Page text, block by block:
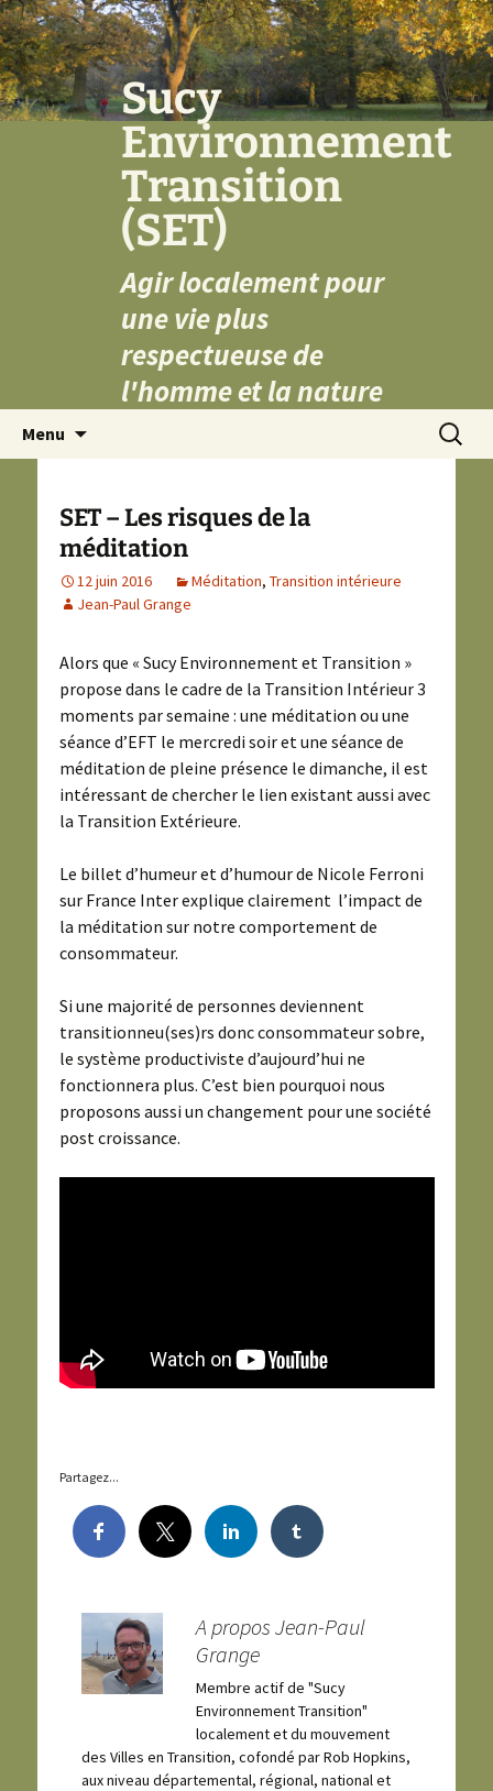
Aller
au
contenu
Sucy
Environnement
Transition
(SET)
Agir localement pour
une vie plus
respectueuse de
l'homme et la nature
Menu
SET – Les risques de la
méditation
12 juin 2016 Méditation, Transition intérieure
Jean-Paul Grange
Alors que « Sucy Environnement et Transition »
propose dans le cadre de la Transition Intérieur 3
moments par semaine : une méditation ou une
séance d’EFT le mercredi soir et une séance de
méditation de pleine présence le dimanche, il est
intéressant de chercher le lien existant aussi avec
la Transition Extérieure.
Le billet d’humeur et d’humour de Nicole Ferroni
sur France Inter explique clairement l’impact de
la méditation sur notre comportement de
consommateur.
Si une majorité de personnes deviennent
transitionneu(ses)rs donc consommateur sobre,
le système productiviste d’aujourd’hui ne
fonctionnera plus. C’est bien pourquoi nous
proposons aussi un changement pour une société
post croissance.
Partagez...
A propos Jean-Paul
Grange
Membre actif de "Sucy
Environnement Transition"
localement et du mouvement
des Villes en Transition, cofondé par Rob Hopkins,
aux niveau départemental, régional, national et